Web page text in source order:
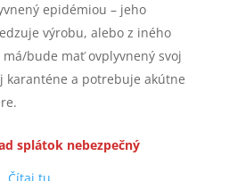
epidémiou – jeho
výrobu, alebo z iného
bude mať ovplyvnený svoj
karanténe a potrebuje akútne
splátok nebezpečný